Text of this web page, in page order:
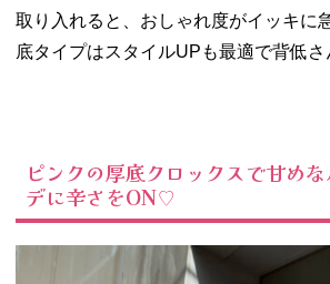
取り入れると、おしゃれ度がイッキ
底タイプはスタイルUPも最適で背低
ピンクの厚底クロックスで甘め
デに辛さをON♡